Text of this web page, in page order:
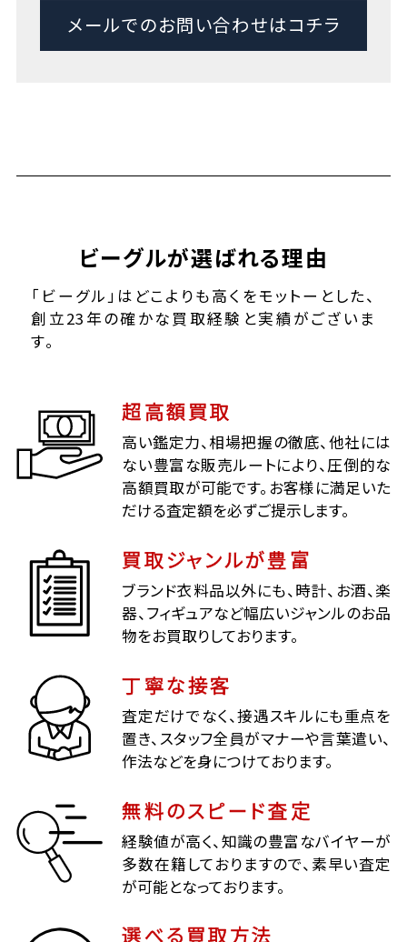
メールでのお問い合わせはコチラ
ビーグルが選ばれる理由
「ビーグル」はどこよりも高くをモットーとした、
創立23年の確かな買取経験と実績がございま
す。
超高額買取
高い鑑定力、相場把握の徹底、他社には
ない豊富な販売ルートにより、圧倒的な
高額買取が可能です。お客様に満足いた
だける査定額を必ずご提示します。
買取ジャンルが豊富
ブランド衣料品以外にも、時計、お酒、楽
器、フィギュアなど幅広いジャンルのお品
物をお買取りしております。
丁寧な接客
査定だけでなく、接遇スキルにも重点を
置き、スタッフ全員がマナーや言葉遣い、
作法などを身につけております。
無料のスピード査定
経験値が高く、知識の豊富なバイヤーが
多数在籍しておりますので、素早い査定
が可能となっております。
選べる買取方法